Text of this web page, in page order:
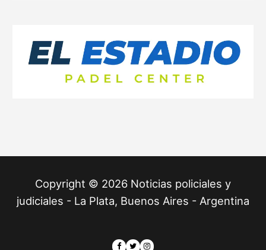
Copyright © 2026 Noticias policiales y
judiciales - La Plata, Buenos Aires - Argentina